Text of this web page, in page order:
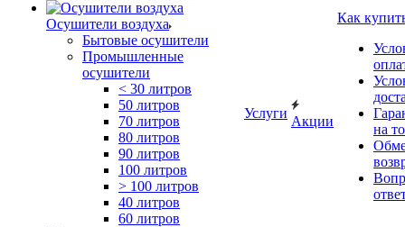
Осушители воздуха
Бытовые осушители
Промышленные
осушители
< 30 литров
50 литров
70 литров
80 литров
90 литров
100 литров
> 100 литров
40 литров
60 литров
Услуги
Акции
Как
на